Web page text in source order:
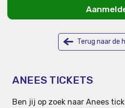
Terug naar de
ANEES TICKETS
Ben jij op zoek naar Anees